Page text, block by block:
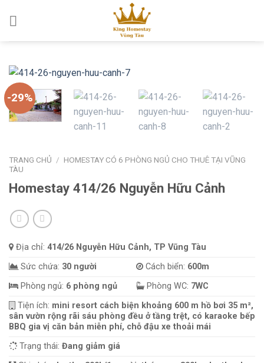
-29%
TRANG CHỦ / HOMESTAY CÓ 6 PHÒNG NGỦ CHO THUÊ TẠI VŨNG
TÀU
Homestay 414/26 Nguyễn Hữu Cảnh
Địa chỉ: 414/26 Nguyễn Hữu Cảnh, TP Vũng Tàu
Sức chứa: 30 người Cách biển: 600m
Phòng ngủ: 6 phòng ngủ Phòng WC: 7WC
Tiện ích: mini resort cách biện khoảng 600 m hồ bơi 35 m²,
sân vườn rộng rãi sáu phòng đều ở tầng trệt, có karaoke bếp
BBQ gia vị căn bản miễn phí, chỗ đậu xe thoải mái
Trạng thái: Đang giảm giá